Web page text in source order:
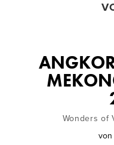
Wonders of
von